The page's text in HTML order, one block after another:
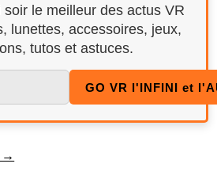
le meilleur des actus VR
lunettes, accessoires, jeux,
tutos et astuces.